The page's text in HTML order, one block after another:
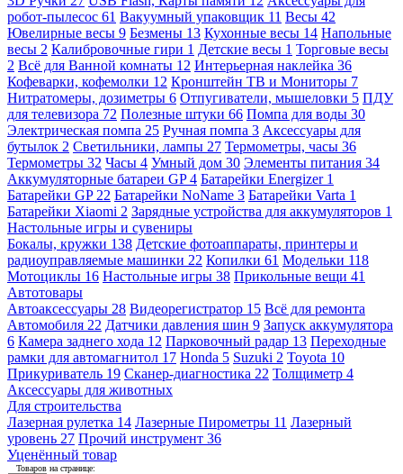
робот-пылесос 61 Вакуумный упаковщик 11 Весы 42
Ювелирные весы 9 Безмены 13 Кухонные весы 14 Напольные
весы 2 Калибровочные гири 1 Детские весы 1 Торговые весы
2 Всё для Ванной комнаты 12 Интерьерная наклейка 36
Кофеварки, кофемолки 12 Кронштейн ТВ и Мониторы 7
Нитратомеры, дозиметры 6 Отпугиватели, мышеловки 5 ПДУ
для телевизора 72 Полезные штуки 66 Помпа для воды 30
Электрическая помпа 25 Ручная помпа 3 Аксессуары для
бутылок 2 Светильники, лампы 27 Термометры, часы 36
Термометры 32 Часы 4 Умный дом 30 Элементы питания 34
Аккумуляторные батареи GP4 Батарейки Energizer 1
Батарейки GP 22 Батарейки NoName 3 Батарейки Varta 1
Батарейки Xiaomi 2 Зарядные устройства для аккумуляторов 1
Настольные игры и сувениры
Бокалы, кружки 138 Детские фотоаппараты, принтеры и
радиоуправляемые машинки 22 Копилки 61 Модельки 118
Мотоциклы 16 Настольные игры 38 Прикольные вещи 41
Автотовары
Автоаксессуары 28 Видеорегистратор 15 Всё для ремонта
Автомобиля 22 Датчики давления шин 9 Запуск аккумулятора
6 Камера заднего хода 12 Парковочный радар 13 Переходные
рамки для автомагнитол 17 Honda 5 Suzuki 2 Toyota 10
Прикуриватель 19 Сканер-диагностика 22 Толщиметр 4
Аксессуары для животных
Для строительства
Лазерная рулетка 14 Лазерные Пирометры 11 Лазерный
уровень 27 Прочий инструмент 36
Уценённый товар
Товаров на странице: